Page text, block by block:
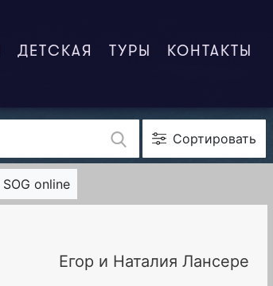
ДЕТСКАЯ ТУРЫ КОНТАКТЫ
Сортировать
SOG online
Егор и Наталия Лансере